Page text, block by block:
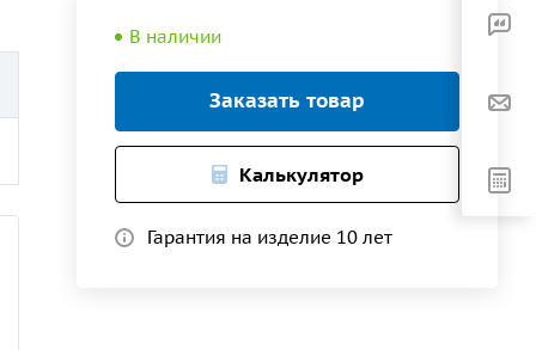
В наличии
Заказать товар
Калькулятор
Гарантия на изделие 10 лет